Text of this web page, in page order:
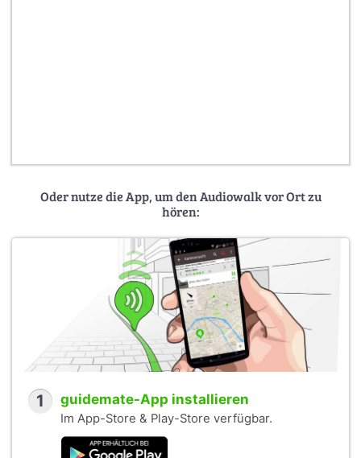
Oder nutze die App, um den Audiowalk vor Ort zu
hören:
1 guidemate-App installieren
Im App-Store & Play-Store verfügbar.